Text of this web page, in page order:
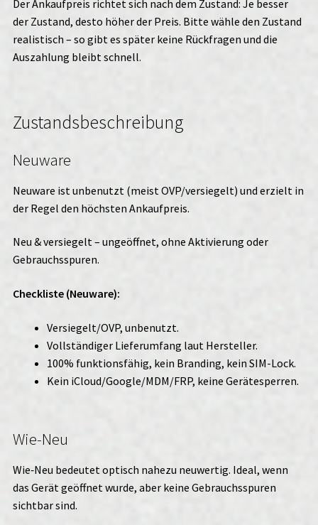
Der Ankaufpreis richtet sich nach dem Zustand: Je besser
der Zustand, desto höher der Preis. Bitte wähle den Zustand
realistisch – so gibt es später keine Rückfragen und die
Auszahlung bleibt schnell.
Zustandsbeschreibung
Neuware
Neuware ist unbenutzt (meist OVP/versiegelt) und erzielt in
der Regel den höchsten Ankaufpreis.
Neu & versiegelt – ungeöffnet, ohne Aktivierung oder
Gebrauchsspuren.
Checkliste (Neuware):
Versiegelt/OVP, unbenutzt.
Vollständiger Lieferumfang laut Hersteller.
100% funktionsfähig, kein Branding, kein SIM-Lock.
Kein iCloud/Google/MDM/FRP, keine Gerätesperren.
Wie-Neu
Wie‑Neu bedeutet optisch nahezu neuwertig. Ideal, wenn
das Gerät geöffnet wurde, aber keine Gebrauchsspuren
sichtbar sind.